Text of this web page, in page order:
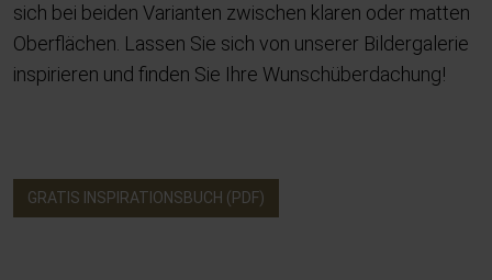
sich bei beiden Varianten zwischen klaren oder matten
Oberflächen. Lassen Sie sich von unserer Bildergalerie
inspirieren und finden Sie Ihre Wunschüberdachung!
GRATIS INSPIRATIONSBUCH (PDF)